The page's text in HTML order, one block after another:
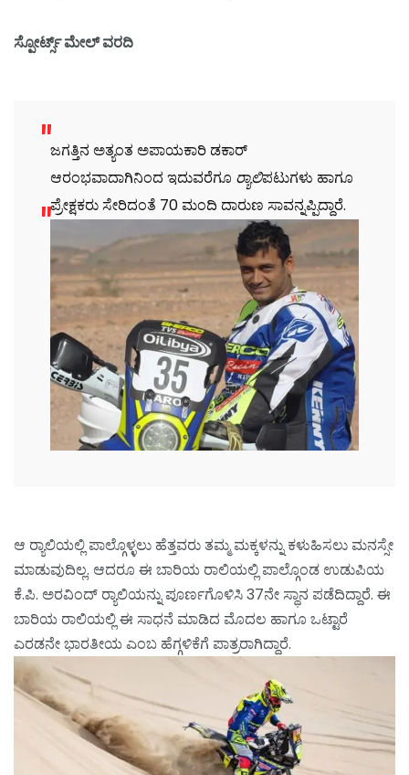
ಸ್ಪೋರ್ಟ್ಸ್ ಮೇಲ್ ವರದಿ
ಜಗತ್ತಿನ ಅತ್ಯಂತ ಅಪಾಯಕಾರಿ ಡಕಾರ್
ಆರಂಭವಾದಾಗಿನಿಂದ ಇದುವರೆಗೂ ರ‌್ಯಾಲಿಪಟುಗಳು ಹಾಗೂ
ಪ್ರೇಕ್ಷಕರು ಸೇರಿದಂತೆ 70 ಮಂದಿ ದಾರುಣ ಸಾವನ್ನಪ್ಪಿದ್ದಾರೆ.
ಆ ರ‌್ಯಾಲಿಯಲ್ಲಿ ಪಾಲ್ಗೊಳ್ಳಲು ಹೆತ್ತವರು ತಮ್ಮ ಮಕ್ಕಳನ್ನು ಕಳುಹಿಸಲು ಮನಸ್ಸೇ
ಮಾಡುವುದಿಲ್ಲ. ಆದರೂ ಈ ಬಾರಿಯ ರಾಲಿಯಲ್ಲಿ ಪಾಲ್ಗೊಂಡ ಉಡುಪಿಯ
ಕೆ.ಪಿ. ಅರವಿಂದ್ ರ‌್ಯಾಲಿಯನ್ನು ಪೂರ್ಣಗೊಳಿಸಿ 37ನೇ ಸ್ಥಾನ ಪಡೆದಿದ್ದಾರೆ. ಈ
ಬಾರಿಯ ರಾಲಿಯಲ್ಲಿ ಈ ಸಾಧನೆ ಮಾಡಿದ ಮೊದಲ ಹಾಗೂ ಒಟ್ಟಾರೆ
ಎರಡನೇ ಭಾರತೀಯ ಎಂಬ ಹೆಗ್ಗಳಿಕೆಗೆ ಪಾತ್ರರಾಗಿದ್ದಾರೆ.